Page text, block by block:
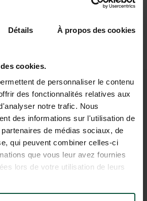
Détails À propos des cookies
cookies.
de personnaliser le contenu
des fonctionnalités relatives aux
notre trafic. Nous
des informations sur l'utilisation de
de médias sociaux, de
qui peuvent combiner celles-ci
que vous leur avez fournies
lors de votre utilisation de leurs
Marseille Airport
Then
COMMUNITY
know about Huttopia news and
special offers !